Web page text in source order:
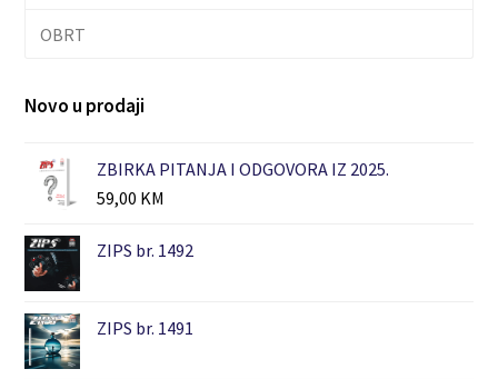
OBRT
Novo u prodaji
ZBIRKA PITANJA I ODGOVORA IZ 2025.
59,00 KM
ZIPS br. 1492
ZIPS br. 1491